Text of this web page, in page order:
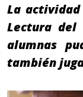
La
Lectura del
alumnas
también